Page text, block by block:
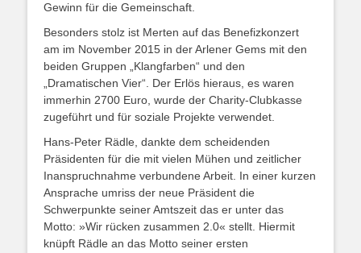
Gewinn für die Gemeinschaft.
Besonders stolz ist Merten auf das Benefizkonzert
am im November 2015 in der Arlener Gems mit den
beiden Gruppen „Klangfarben“ und den
„Dramatischen Vier“. Der Erlös hieraus, es waren
immerhin 2700 Euro, wurde der Charity-Clubkasse
zugeführt und für soziale Projekte verwendet.
Hans-Peter Rädle, dankte dem scheidenden
Präsidenten für die mit vielen Mühen und zeitlicher
Inanspruchnahme verbundene Arbeit. In einer kurzen
Ansprache umriss der neue Präsident die
Schwerpunkte seiner Amtszeit das er unter das
Motto: »Wir rücken zusammen 2.0« stellt. Hiermit
knüpft Rädle an das Motto seiner ersten